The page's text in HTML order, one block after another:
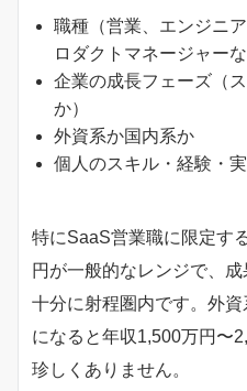
職種（営業、エンジニ
ロダクトマネージャーな
企業の成長フェーズ（
か）
外資系か国内系か
個人のスキル・経験・
特にSaaS営業職に限定す
円が一般的なレンジで、
十分に射程圏内です。外
になると年収1,500万円〜
珍しくありません。